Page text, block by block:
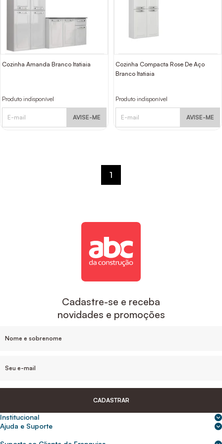
Cozinha Amanda Branco Itatiaia
Produto indisponível
AVISE-ME
Cozinha Compacta Rose De Aço
Branco Itatiaia
Produto indisponível
AVISE-ME
1
Cadastre-se e receba
novidades e promoções
CADASTRAR
Institucional
Sobre nós
Ajuda e Suporte